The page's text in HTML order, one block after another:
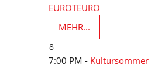
EUROTEURO
MEHR...
8
7:00 PM - Kultursommer